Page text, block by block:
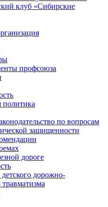
клуб «Сибирские
профсоюза
политика
по вопросам
защищенности
дороге
дорожно-